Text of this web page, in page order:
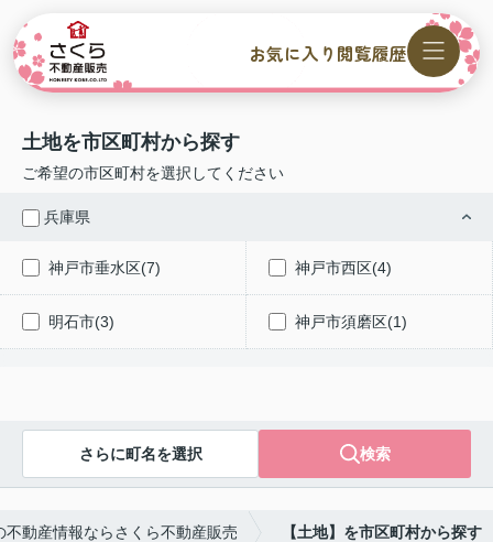
お気に入り 閲覧履歴
土地を市区町村から探す
ご希望の市区町村を選択してください
兵庫県
神戸市垂水区(7) 神戸市西区(4)
明石市(3) 神戸市須磨区(1)
さらに町名を選択 検索
不動産情報ならさくら不動産販売 【土地】を市区町村から探す